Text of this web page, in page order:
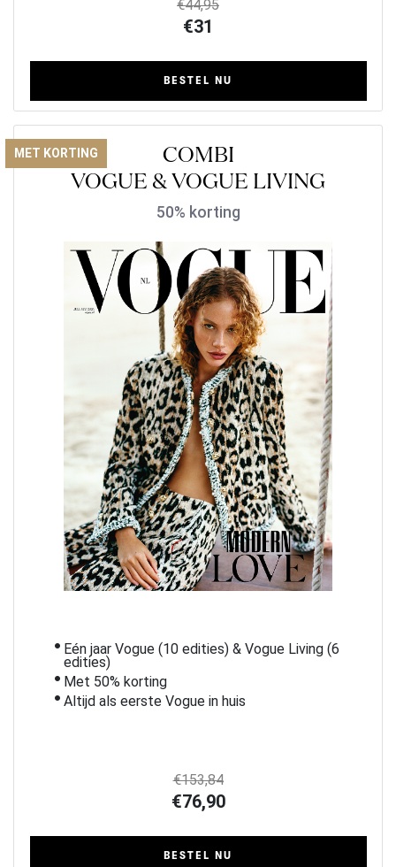
€44,95
€31
BESTEL NU
COMBI
VOGUE & VOGUE LIVING
MET KORTING
50% korting
Eén jaar Vogue (10 edities) & Vogue Living (6
edities)
Met 50% korting
Altijd als eerste Vogue in huis
€153,84
€76,90
BESTEL NU